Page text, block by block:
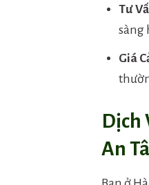
Tư
sàng
Giá
Dịch
An